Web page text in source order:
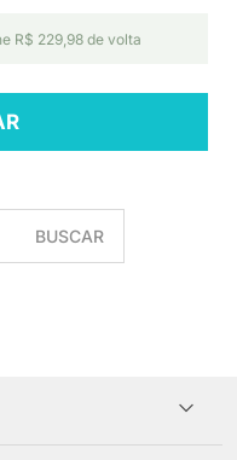
R$ 229,98 de volta
BUSCAR